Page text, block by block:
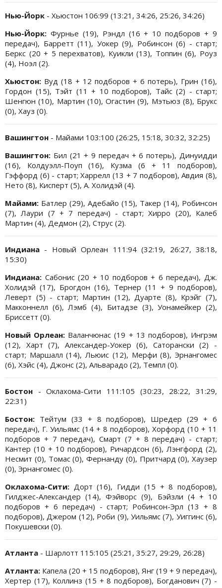
Нью-Йорк - Хьюстон 106:99 (13:21, 34:26, 25:26, 34:26)
Нью-Йорк: Фурнье (19), Рэндл (16 + 10 подборов + 9
передач), Барретт (11), Уокер (9), Робинсон (6) - старт;
Беркс (20 + 5 перехватов), Куикли (13), Топпин (6), Роуз
(4), Ноэл (2).
Хьюстон: Вуд (18 + 12 подборов + 6 потерь), Грин (16),
Гордон (15), Тэйт (11 + 10 подборов), Тайс (2) - старт;
Шенгюн (10), Мартин (10), Огастин (9), Мэтьюз (8), Брукс
(0), Хауз (0).
Вашингтон - Майами 103:100 (26:25, 15:18, 30:32, 32:25)
Вашингтон: Бил (21 + 9 передач + 6 потерь), Динуидди
(16), Колдуэлл-Поуп (16), Кузма (6 + 11 подборов),
Гэффорд (6) - старт; Харрелл (13 + 7 подборов), Авдия (8),
Нето (8), Кисперт (5), А. Холидэй (4).
Майами: Батлер (29), Адебайо (15), Такер (14), Робинсон
(7), Лаури (7 + 7 передач) - старт; Хирро (20), Калеб
Мартин (4), Дедмон (2), Струс (2).
Индиана - Новый Орлеан 111:94 (32:19, 26:27, 38:18,
15:30)
Индиана: Сабонис (20 + 10 подборов + 6 передач), Дж.
Холидэй (17), Брогдон (16), Тернер (11 + 9 подборов),
Леверт (5) - старт; Мартин (12), Дуарте (8), Крэйг (7),
Макконнелл (6), Лэмб (4), Битадзе (3), Уонамейкер (2),
Бриссетт (0).
Новый Орлеан: Валанчюнас (19 + 13 подборов), Ингрэм
(12), Харт (7), Александер-Уокер (6), Саторански (2) -
старт; Маршалл (14), Льюис (12), Мерфи (8), Эрнангомес
(6), Хэйс (4), Джонс (2), Альварадо (2), Темпл (0).
Бостон - Оклахома-Сити 111:105 (30:23, 28:22, 31:29,
22:31)
Бостон: Тейтум (33 + 8 подборов), Шредер (29 + 6
передач), Г. Уильямс (14 + 8 подборов), Хорфорд (10 + 11
подборов + 7 передач), Смарт (7 + 8 передач) - старт;
Кантер (10 + 10 подборов), Ричардсон (6), Лэнгфорд (2),
Несмит (0), Томас (0), Фернанду (0), Притчард (0), Хаузер
(0), Эрнангомес (0).
Оклахома-Сити: Дорт (16), Гидди (15 + 8 подборов),
Гилджес-Александер (14), Фэйворс (9), Бэйзли (4 + 10
подборов + 6 передач) - старт; Робинсон-Эрл (13 + 8
подборов), Джером (12), Роби (9), Уильямс (7), Уиггинс (6),
Покушевски (0).
Атланта - Шарлотт 115:105 (25:21, 35:27, 29:29, 26:28)
Атланта: Капела (20 + 15 подборов), Янг (19 + 9 передач),
Хертер (17), Коллинз (15 + 8 подборов), Богданович (7) -